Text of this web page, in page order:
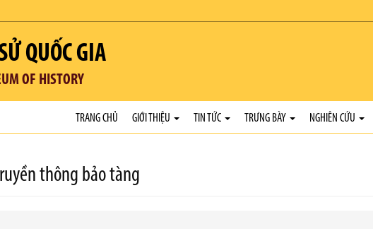
QUỐC GIA
OF HISTORY
TRANG CHỦ GIỚI THIỆU TIN TỨC TRƯNG BÀY NGHIÊN CỨU
thông bảo tàng